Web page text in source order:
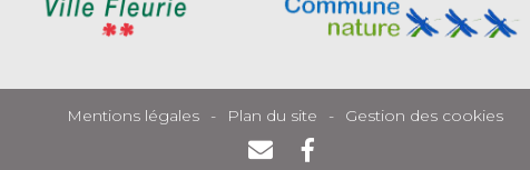
Mentions légales Plan du site Gestion des cookies